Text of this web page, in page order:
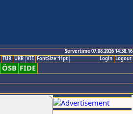
Servertime 07.08.2026 14:38:16
Logout
Login
TUR UKR VIE FontSize:11pt
ÖSB FIDE